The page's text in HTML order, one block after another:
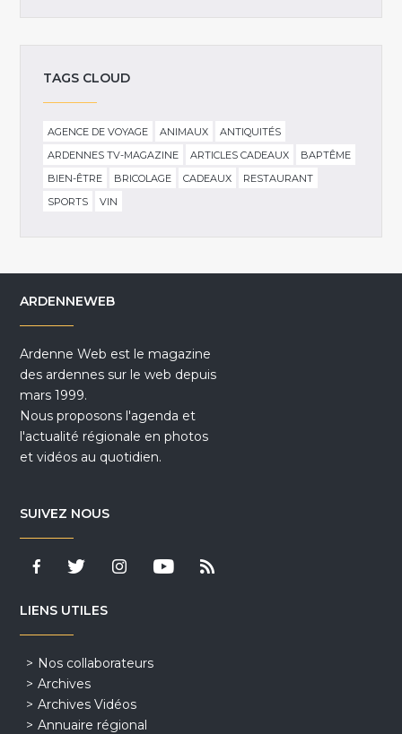
TAGS CLOUD
AGENCE DE VOYAGE ANIMAUX
ANTIQUITÉS
ARDENNES TV-MAGAZINE
ARTICLES CADEAUX
BAPTÊME
BIEN-ÊTRE
BRICOLAGE CADEAUX
RESTAURANT
SPORTS
VIN
ARDENNEWEB
Ardenne Web est le magazine
des ardennes sur le web depuis
mars 1999.
Nous proposons l'agenda et
l'actualité régionale en photos
et vidéos au quotidien.
SUIVEZ NOUS
LIENS UTILES
Nos collaborateurs
Archives
Archives Vidéos
Annuaire régional